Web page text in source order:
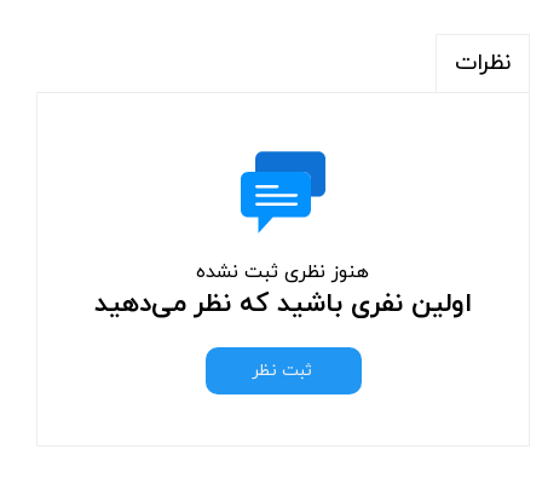
نظرات
هنوز نظری ثبت نشده
اولین نفری باشید که نظر می‌دهید
ثبت نظر